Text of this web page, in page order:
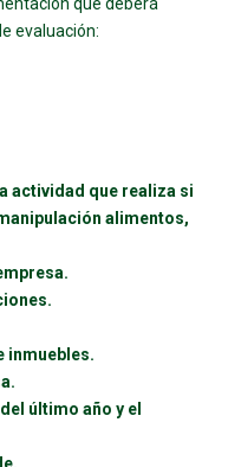
evaluación:
actividad que realiza si
alimentos,
inmuebles.
último año y el